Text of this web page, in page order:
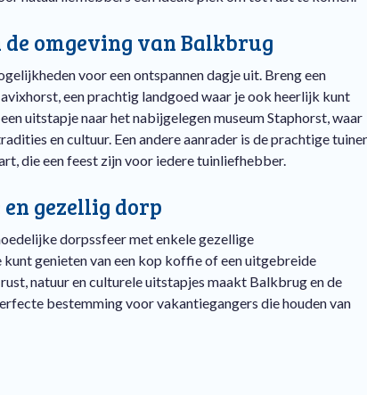
de omgeving van Balkbrug
voor een ontspannen dagje uit. Breng een
een prachtig landgoed waar je ook heerlijk kunt
uitstapje naar het nabijgelegen museum Staphorst, waar
en cultuur. Een andere aanrader is de prachtige
die een feest zijn voor iedere tuinliefhebber.
gezellig dorp
dorpssfeer met enkele gezellige
kunt genieten van een kop koffie of een uitgebreide
natuur en culturele uitstapjes maakt Balkbrug en de
bestemming voor vakantiegangers die houden van